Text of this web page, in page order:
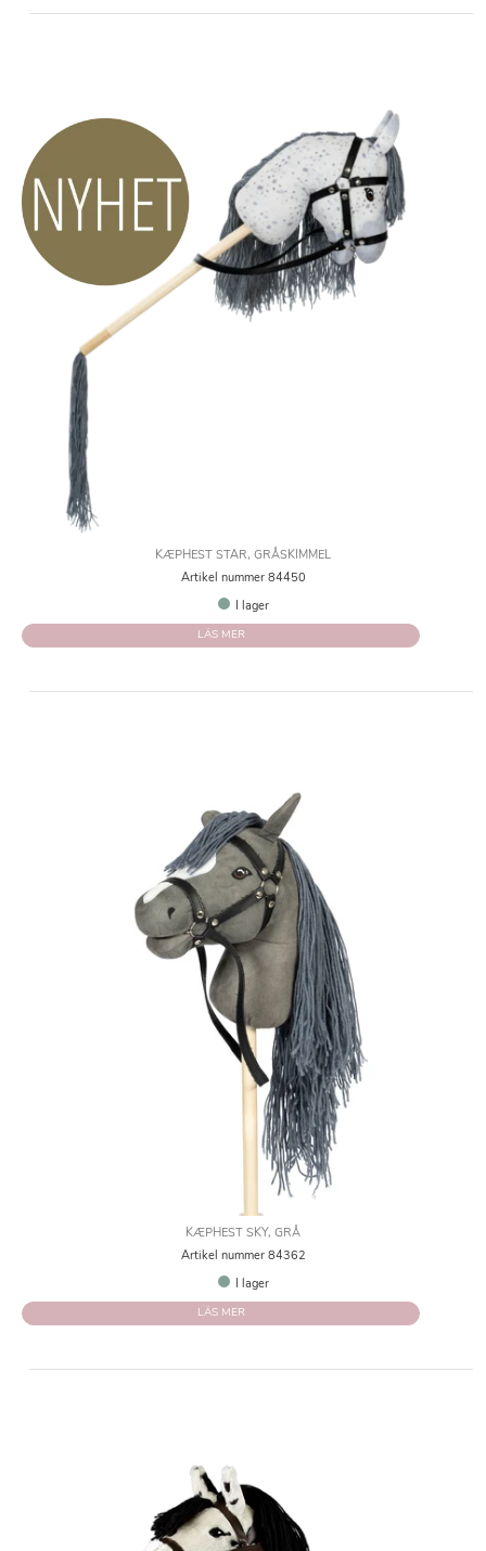
KÆPHEST STAR, GRÅSKIMMEL
Artikel nummer 84450
I lager
LÄS MER
KÆPHEST SKY, GRÅ
Artikel nummer 84362
I lager
LÄS MER